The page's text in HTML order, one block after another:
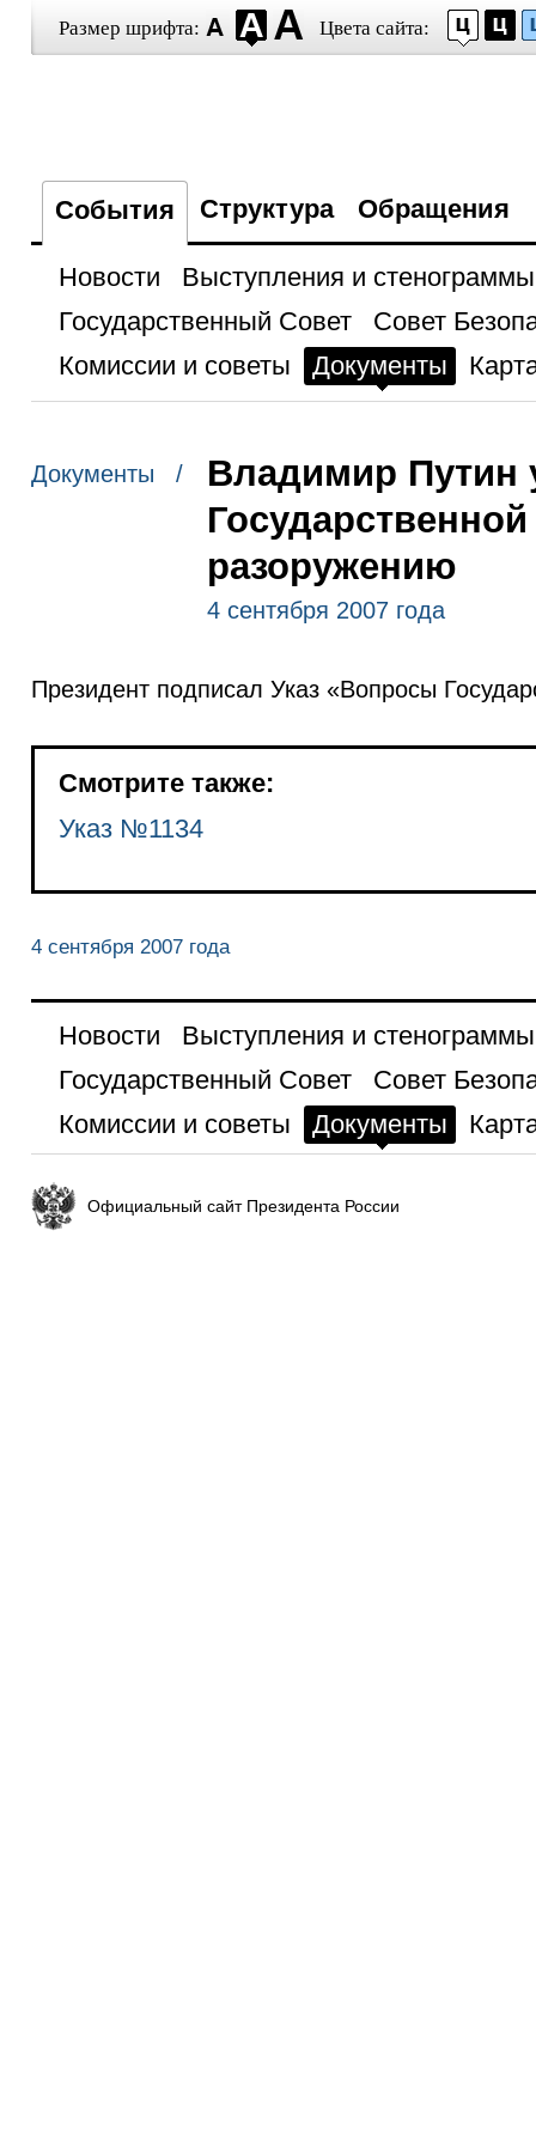
Размер шрифта: Цвета сайта:
События Структура Обращения
Новости
Выступления и стенограммы
Государственный Совет
Совет
Комиссии и советы
Документы
Документы /
Владимир Путин
разоружению
4 сентября 2007 года
Президент подписал Указ «Вопросы
Смотрите также:
Указ №1134
4 сентября 2007 года
Новости
Выступления и стенограммы
Государственный Совет
Совет
Комиссии и советы
Документы
Официальный сайт Президента России